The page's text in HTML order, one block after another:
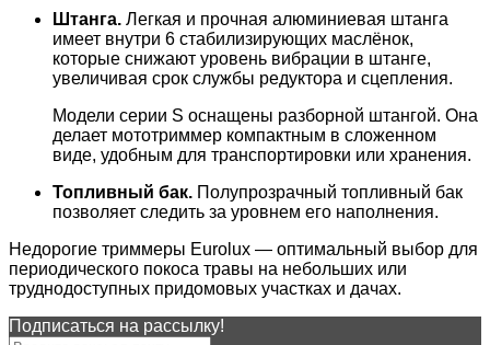
Штанга. Легкая и прочная алюминиевая штанга
имеет внутри 6 стабилизирующих маслёнок,
которые снижают уровень вибрации в штанге,
увеличивая срок службы редуктора и сцепления.
Модели серии S оснащены разборной штангой. Она
делает мототриммер компактным в сложенном
виде, удобным для транспортировки или хранения.
Топливный бак. Полупрозрачный топливный бак
позволяет следить за уровнем его наполнения.
Недорогие триммеры Eurolux — оптимальный выбор для
периодического покоса травы на небольших или
труднодоступных придомовых участках и дачах.
Подписаться на рассылкy!